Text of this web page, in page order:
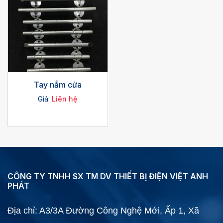
Tay nắm cửa
Giá: Liên hệ
CÔNG TY TNHH SX TM DV THIẾT BỊ ĐIỆN VIỆT ANH
PHÁT
Địa chỉ: A3/3A Đường Công Nghệ Mới, Ấp 1, Xã